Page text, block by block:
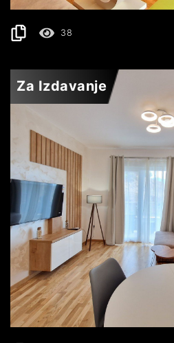
38
Za Izdavanje
500€
44 m2